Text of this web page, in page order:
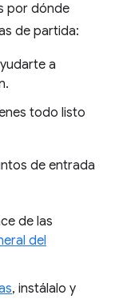
por dónde
de partida:
a
todo listo
de entrada
de las
del
, instálalo y